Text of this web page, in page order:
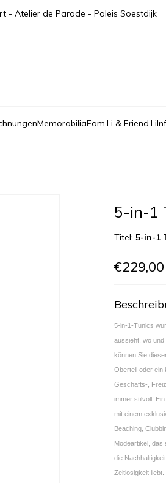
- Atelier de Parade - Paleis Soestdijk
MemorabiliaFam.Li & Friend.Li
5-in-1
Titel:5-in-1
€229,00
5-in-1-Tunics
aussieht, wo und
können Sie
Oberteil oder ein
Geschäfts-,
immer stilvoll!
mit einem
Beaching,
Modeartikel, das
die
Zeitlosigkeit